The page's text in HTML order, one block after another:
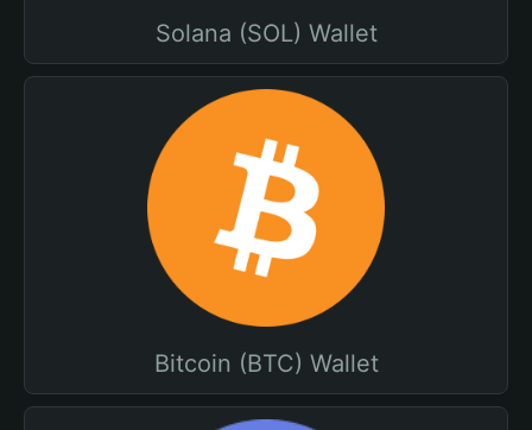
Solana (SOL) Wallet
Bitcoin (BTC) Wallet